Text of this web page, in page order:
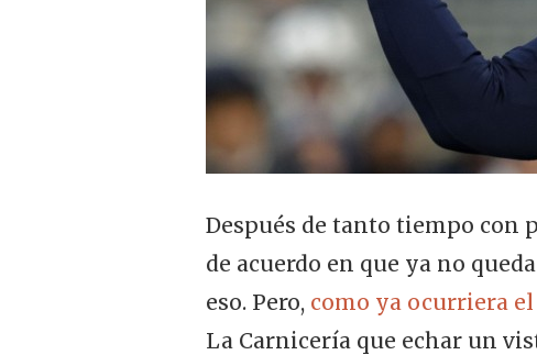
Después de tanto tiempo con
de acuerdo en que ya no
eso. Pero, como ya ocurriera el
La Carnicería que echar un